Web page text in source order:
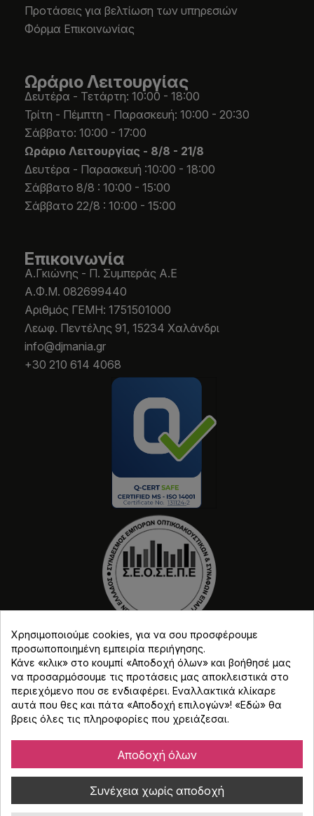
Προτάσεις για βελτίωση των υπηρεσιών
Φόρμα Επικοινωνίας
Ωράριο Λειτουργίας
Δευτέρα - Τετάρτη: 10:00 - 18:00
Τρίτη - Πέμπτη - Παρασκευή: 10:00 - 20:30
Σάββατο: 10:00 - 17:00
Ωράριο Λειτουργίας - 8/8 - 21/8
Δευτέρα - Παρασκευή :10:00 - 18:00
Σάββατο 8/8 : 10:00 - 15:00
Σάββατο 22/8 : 10:00 - 15:00
Επικοινωνία
Α.Γκιώνης - Π. Συμπεράς Α.Ε
Α.Φ.Μ. 082699440
Aριθμός ΓΕΜΗ: 1751501000
Λεωφ. Πεντέλης 91, 15234 Χαλάνδρι
info@djmania.gr
+30 210 614 4068
Copyright © Djmania 2026 / Οι τιμές περιλαμβάνουν
Χρησιμοποιούμε cookies, για να σου προσφέρουμε
προσωποποιημένη εμπειρία περιήγησης.
Κάνε «κλικ» στο κουμπί «Αποδοχή όλων» και βοήθησέ μας
να προσαρμόσουμε τις προτάσεις μας αποκλειστικά στο
περιεχόμενο που σε ενδιαφέρει. Εναλλακτικά κλίκαρε
αυτά που θες και πάτα «Αποδοχή επιλογών»! «Εδώ» θα
βρεις όλες τις πληροφορίες που χρειάζεσαι.
Αποδοχή όλων
Συνέχεια χωρίς αποδοχή